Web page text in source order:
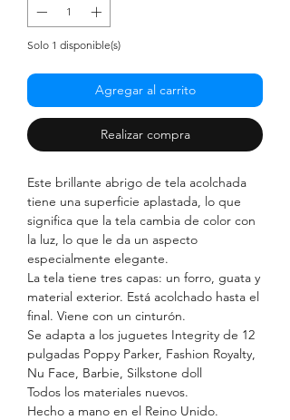
Solo 1 disponible(s)
Agregar al carrito
Realizar compra
Este brillante abrigo de tela acolchada
tiene una superficie aplastada, lo que
significa que la tela cambia de color con
la luz, lo que le da un aspecto
especialmente elegante.
La tela tiene tres capas: un forro, guata y
material exterior. Está acolchado hasta el
final. Viene con un cinturón.
Se adapta a los juguetes Integrity de 12
pulgadas Poppy Parker, Fashion Royalty,
Nu Face, Barbie, Silkstone doll
Todos los materiales nuevos.
Hecho a mano en el Reino Unido.